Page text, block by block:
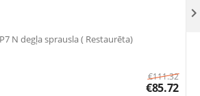
N degļa sprausla ( Restaurēta)
€111.32
€85.72